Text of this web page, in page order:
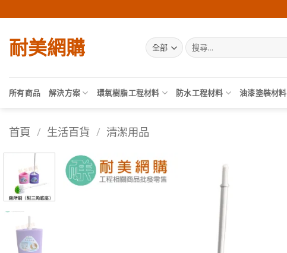
to
content
耐美網購
搜
尋
字:
所有商品 解決方案 環氧樹脂工程材料 防水工程材料 油漆塗裝材料
首頁 / 生活百貨 / 清潔用品